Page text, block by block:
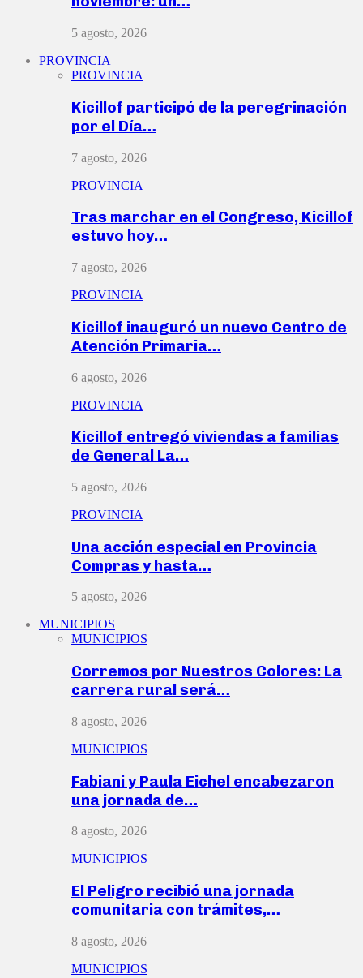
5 agosto, 2026
PROVINCIA
PROVINCIA
Kicillof participó de la peregrinación
por el Día…
7 agosto, 2026
PROVINCIA
Tras marchar en el Congreso, Kicillof
estuvo hoy…
7 agosto, 2026
PROVINCIA
Kicillof inauguró un nuevo Centro de
Atención Primaria…
6 agosto, 2026
PROVINCIA
Kicillof entregó viviendas a familias
de General La…
5 agosto, 2026
PROVINCIA
Una acción especial en Provincia
Compras y hasta…
5 agosto, 2026
MUNICIPIOS
MUNICIPIOS
Corremos por Nuestros Colores: La
carrera rural será…
8 agosto, 2026
MUNICIPIOS
Fabiani y Paula Eichel encabezaron
una jornada de…
8 agosto, 2026
MUNICIPIOS
El Peligro recibió una jornada
comunitaria con trámites,…
8 agosto, 2026
MUNICIPIOS